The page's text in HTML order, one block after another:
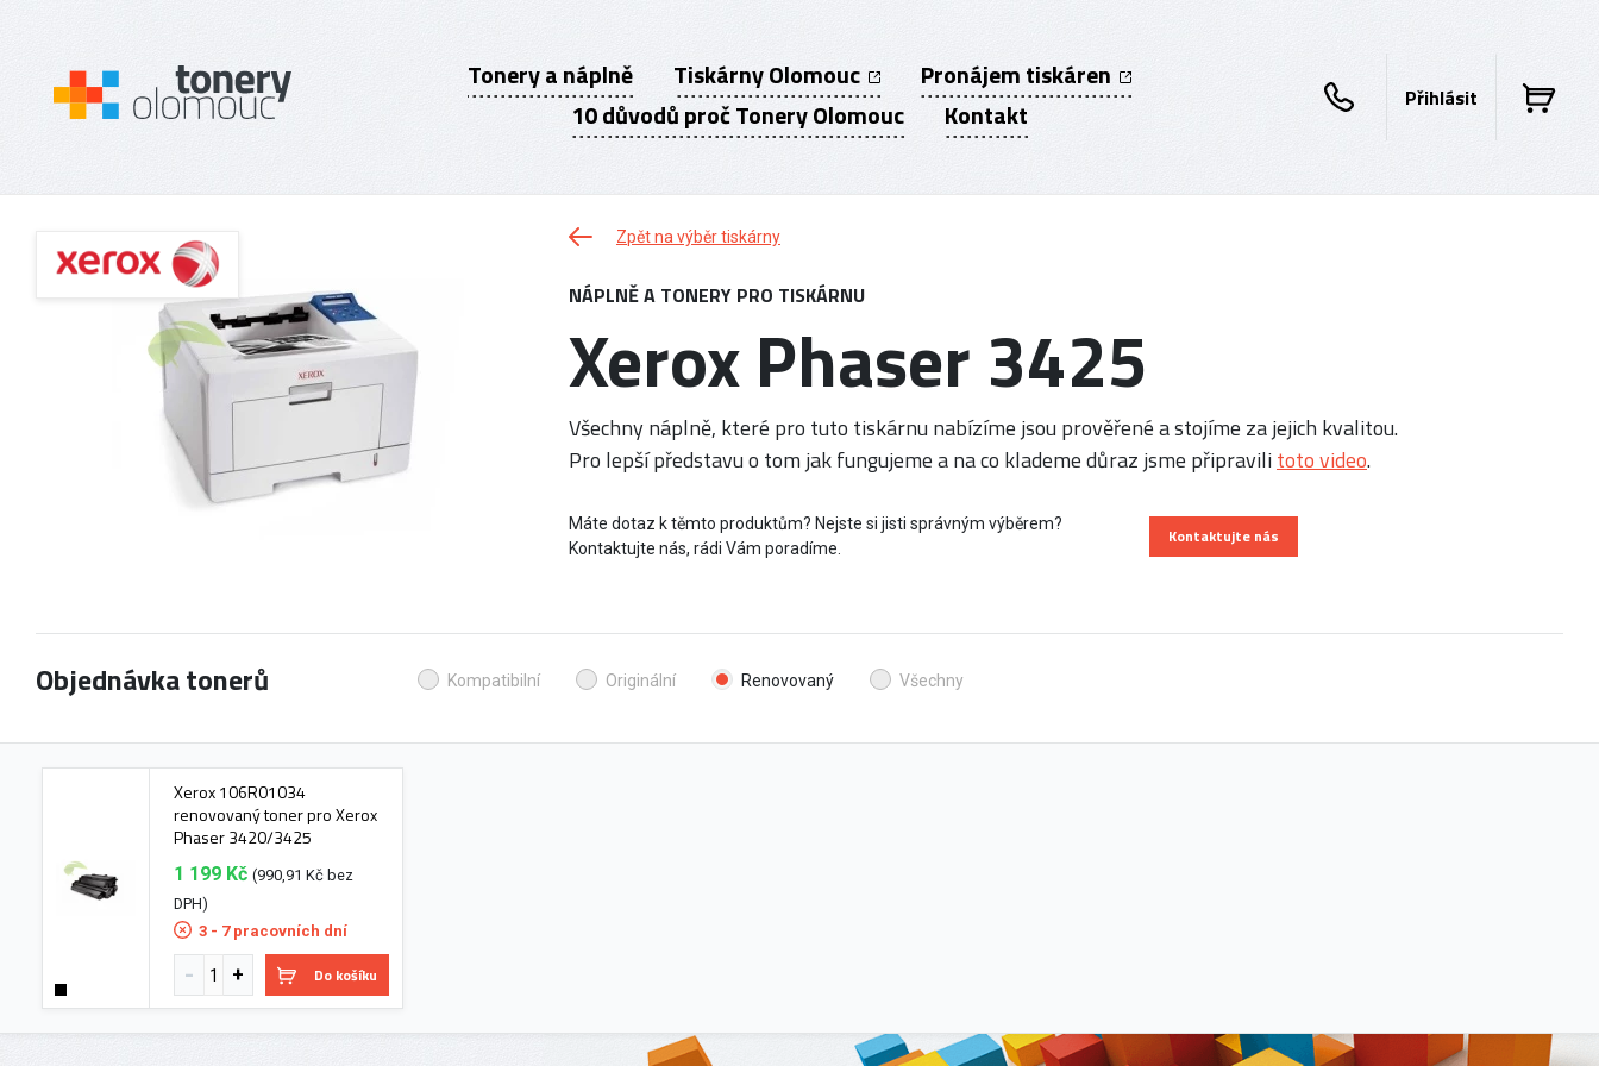
Tonery a náplně Tiskárny Olomouc
Pronájem tiskáren
10 důvodů proč Tonery Olomouc
Kontakt Přihlásit
Zpět na výběr tiskárny
NÁPLNĚ A TONERY PRO TISKÁRNU
Xerox Phaser 3425
Všechny náplně, které pro tuto tiskárnu nabízíme jsou prověřené a stojíme za jejich kvalitou.
Pro lepší představu o tom jak fungujeme a na co klademe důraz jsme připravilitoto video.
Máte dotaz k těmto produktům? Nejste si jisti správným výběrem?
Kontaktujte nás, rádi Vám poradíme.
Kontaktujte nás
Objednávka tonerů Kompatibilní Originální Renovovaný Všechny
Xerox 106R01034
renovovaný toner pro Xerox
Phaser 3420/3425
1 199 Kč (990,91 Kč bez
DPH)
3 - 7 pracovních dní
Do košíku